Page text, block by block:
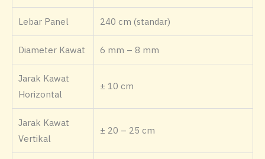
Lebar Panel 240 cm (standar)
Diameter Kawat 6 mm – 8 mm
Jarak Kawat
Horizontal
± 10 cm
Jarak Kawat
Vertikal
± 20 – 25 cm